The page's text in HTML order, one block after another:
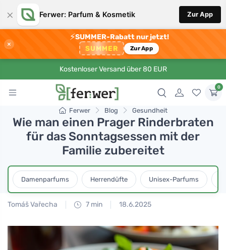
× Ferwer: Parfum & Kosmetik Zur App
×
⚡SUMMER-Rabatt nur jetzt!
SUMMER Zur App
Kostenloser Versand über 80 EUR
0
Ferwer Blog Gesundheit
Wie man einen Prager Rinderbraten
für das Sonntagsessen mit der
Familie zubereitet
Damenparfums Herrendüfte Unisex-Parfums
Tomáš Vařecha 7 min 18.6.2025